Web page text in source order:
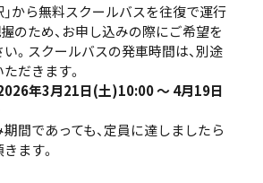
から無料スクールバスを往復で運行
のため、お申し込みの際にご希望を
。スクールバスの発車時間は、別途
だきます。
年3月21日(土)10:00 ～ 4月19日
間であっても、定員に達しましたら
ます。